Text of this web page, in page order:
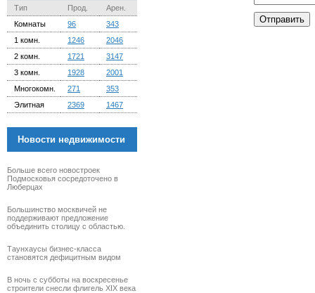
Тип Прод.
Арен.
Комнаты
96
343
1 комн.
1246
2046
2 комн.
1721
3147
3 комн.
1928
2001
Многокомн.
271
353
Элитная
2369 1467
Новости недвижимости
Больше всего новостроек
Подмосковья сосредоточено в
Люберцах
Большинство москвичей не
поддерживают предложение
объединить столицу с областью.
Таунхаусы бизнес-класса
становятся дефицитным видом
В ночь с субботы на воскресенье
строители снесли флигель XIX века